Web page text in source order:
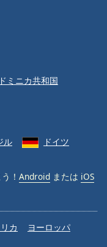
ドミニカ共和国
ル ドイツ
！ Android または iOS
カ
ヨーロッパ